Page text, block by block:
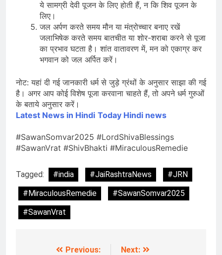
ये सामग्री देवी पूजन के लिए होती हैं, न कि शिव पूजन के
लिए।
जल अर्पण करते समय मौन या मंत्रोच्चार बनाए रखें
जलाभिषेक करते समय बातचीत या शोर-शराबा करने से पूजा
का प्रभाव घटता है। शांत वातावरण में, मन को एकाग्र कर
भगवान को जल अर्पित करें।
नोट: यहां दी गई जानकारी धर्म से जुड़े ग्रंथों के अनुसार साझा की गई
है। अगर आप कोई विशेष पूजा करवाना चाहते हैं, तो अपने धर्म गुरुओं
के बताये अनुसार करें।
Latest News in Hindi Today Hindi news
#SawanSomvar2025 #LordShivaBlessings
#SawanVrat #ShivBhakti #MiraculousRemedie
Tagged: #india #JaiRashtraNews
#JRN
#MiraculousRemedie
#SawanSomvar2025
#SawanVrat
Previous:
Next: